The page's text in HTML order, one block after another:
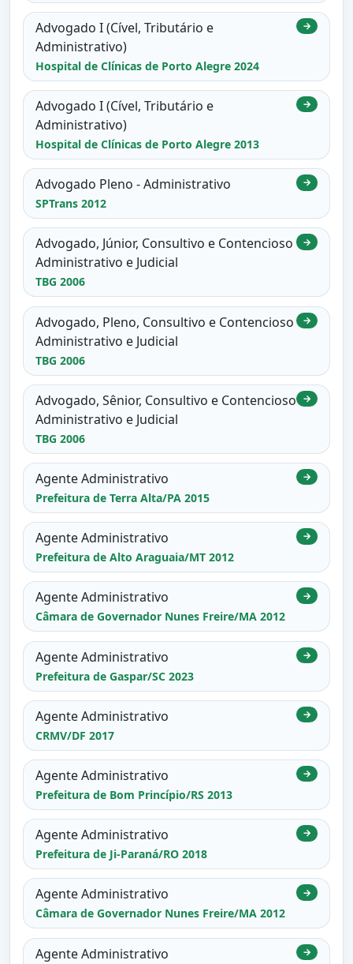
Advogado I (Cível, Tributário e
Administrativo)
Hospital de Clínicas de Porto Alegre 2024
→
Advogado I (Cível, Tributário e
Administrativo)
Hospital de Clínicas de Porto Alegre 2013
→
Advogado Pleno - Administrativo
SPTrans 2012
→
Advogado, Júnior, Consultivo e Contencioso
Administrativo e Judicial
TBG 2006
→
Advogado, Pleno, Consultivo e Contencioso
Administrativo e Judicial
TBG 2006
→
Advogado, Sênior, Consultivo e Contencioso
Administrativo e Judicial
TBG 2006
→
Agente Administrativo
Prefeitura de Terra Alta/PA 2015
→
Agente Administrativo
Prefeitura de Alto Araguaia/MT 2012
→
Agente Administrativo
Câmara de Governador Nunes Freire/MA 2012
→
Agente Administrativo
Prefeitura de Gaspar/SC 2023
→
Agente Administrativo
CRMV/DF 2017
→
Agente Administrativo
Prefeitura de Bom Princípio/RS 2013
→
Agente Administrativo
Prefeitura de Ji-Paraná/RO 2018
→
Agente Administrativo
Câmara de Governador Nunes Freire/MA 2012
→
Agente Administrativo →